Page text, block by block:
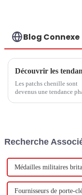
Blog Connexe
Les patchs chenille sont
devenus une tendance
Recherche
Médailles militaires
Fournisseurs de porte-